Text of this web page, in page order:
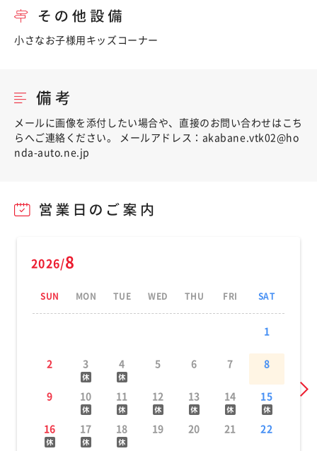
小さなお子様用キッズコーナー
メールに画像を添付したい場合や、直接のお問い合わせはこち
らへご連絡ください。 メールアドレス：akabane.vtk02@ho
nda-auto.ne.jp
2026/8
SUN MON TUE WED THU FRI SAT
1
2 3 4 5 6 7 8
9 10 11 12 13 14 15
16 17 18 19 20 21 22